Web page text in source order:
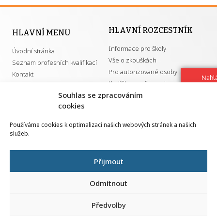
Souhlas se zpracováním
cookies
Používáme cookies k optimalizaci našich webových stránek a našich
služeb.
Přijmout
Odmítnout
Předvolby
HLAVNÍ MENU
Úvodní stránka
Seznam profesních kvalifikací
Kontakt
HLAVNÍ ROZCESTNÍK
Informace pro školy
Vše o zkouškách
Pro autorizované osoby
Kvalifikace a živnosti
GDPR
Národní pedagogický institut ČR
Senovážné náměstí 25
110 00 Praha 1